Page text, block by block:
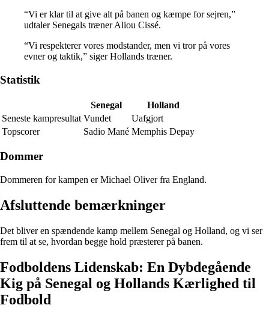
“Vi er klar til at give alt på banen og kæmpe for sejren,”
udtaler Senegals træner Aliou Cissé.
“Vi respekterer vores modstander, men vi tror på vores
evner og taktik,” siger Hollands træner.
Statistik
Senegal
Holland
Seneste kampresultat Vundet
Uafgjort
Topscorer
Sadio Mané Memphis Depay
Dommer
Dommeren for kampen er Michael Oliver fra England.
Afsluttende bemærkninger
Det bliver en spændende kamp mellem Senegal og Holland, og vi ser
frem til at se, hvordan begge hold præsterer på banen.
Fodboldens Lidenskab: En Dybdegående
Kig på Senegal og Hollands Kærlighed til
Fodbold